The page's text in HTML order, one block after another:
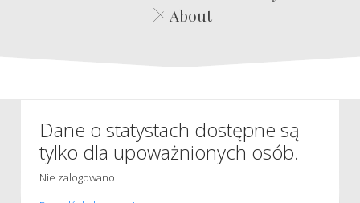
About
Dane o statystach dostępne są
tylko dla upoważnionych osób.
Nie zalogowano